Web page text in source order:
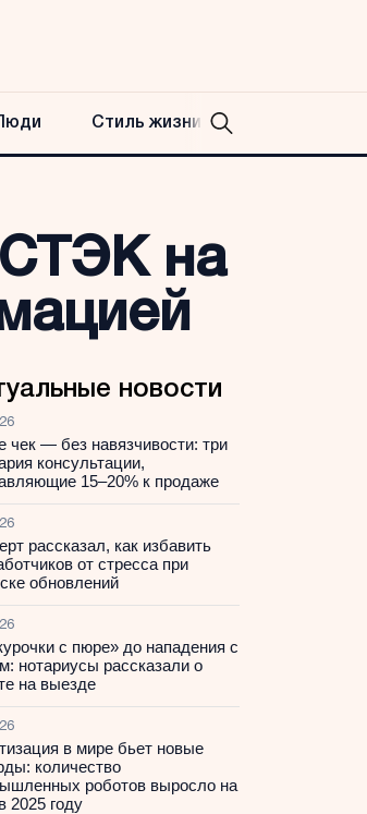
Стиль жизни
на
новости
чек — без навязчивости: три
консультации,
15–20% к продаже
рассказал, как избавить
от стресса при
обновлений
с пюре» до нападения с
нотариусы рассказали о
на выезде
в мире бьет новые
количество
роботов выросло на
2025 году